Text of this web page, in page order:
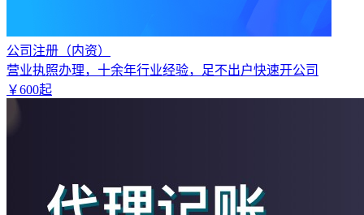
公司注册（内资）
营业执照办理，十余年行业经验，足不出户快速开公司
￥600起